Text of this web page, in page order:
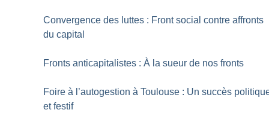
Convergence des luttes : Front social contre affronts
du capital
Fronts anticapitalistes : À la sueur de nos fronts
Foire à l’autogestion à Toulouse : Un succès
et festif